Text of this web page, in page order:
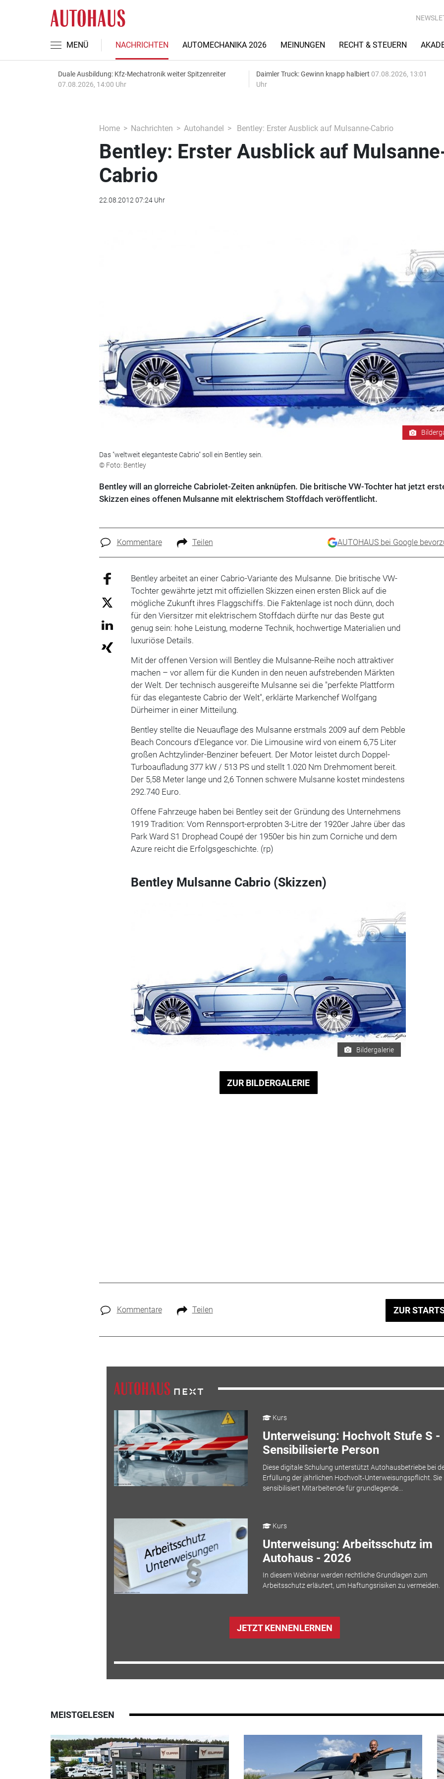
MENÜ NACHRICHTEN AUTOMECHANIKA 2026 MEINUNGEN RECHT & STEUERN
Duale Ausbildung: Kfz-Mechatronik weiter Spitzenreiter
07.08.2026, 14:00 Uhr
Daimler Truck: Gewinn knapp halbiert 07.08.2026, 13:01
Uhr
Home Nachrichten Autohandel Bentley: Erster Ausblick auf Mulsanne-Cabrio
Bentley: Erster Ausblick auf
Cabrio
22.08.2012 07:24 Uhr
Das "weltweit eleganteste Cabrio" soll ein Bentley sein.
© Foto: Bentley
Bentley will an glorreiche Cabriolet-Zeiten anknüpfen. Die britische VW-Tochter hat jetzt
Skizzen eines offenen Mulsanne mit elektrischem Stoffdach veröffentlicht.
Kommentare Teilen AUTOHAUS bei Google
Bentley arbeitet an einer Cabrio-Variante des Mulsanne. Die britische VW-
Tochter gewährte jetzt mit offiziellen Skizzen einen ersten Blick auf die
mögliche Zukunft ihres Flaggschiffs. Die Faktenlage ist noch dünn, doch
für den Viersitzer mit elektrischem Stoffdach dürfte nur das Beste gut
genug sein: hohe Leistung, moderne Technik, hochwertige Materialien und
luxuriöse Details.
Mit der offenen Version will Bentley die Mulsanne-Reihe noch attraktiver
machen – vor allem für die Kunden in den neuen aufstrebenden Märkten
der Welt. Der technisch ausgereifte Mulsanne sei die "perfekte Plattform
für das eleganteste Cabrio der Welt", erklärte Markenchef Wolfgang
Dürheimer in einer Mitteilung.
Bentley stellte die Neuauflage des Mulsanne erstmals 2009 auf dem Pebble
Beach Concours d'Elegance vor. Die Limousine wird von einem 6,75 Liter
großen Achtzylinder-Benziner befeuert. Der Motor leistet durch Doppel-
Turboaufladung 377 kW / 513 PS und stellt 1.020 Nm Drehmoment bereit.
Der 5,58 Meter lange und 2,6 Tonnen schwere Mulsanne kostet mindestens
292.740 Euro.
Offene Fahrzeuge haben bei Bentley seit der Gründung des Unternehmens
1919 Tradition: Vom Rennsport-erprobten 3-Litre der 1920er Jahre über das
Park Ward S1 Drophead Coupé der 1950er bis hin zum Corniche und dem
Azure reicht die Erfolgsgeschichte. (rp)
Bentley Mulsanne Cabrio (Skizzen)
Bildergalerie
ZUR BILDERGALERIE
Kommentare Teilen ZUR
Kurs
Unterweisung: Hochvolt Stufe S -
Sensibilisierte Person
Diese digitale Schulung unterstützt Autohausbetriebe bei
Erfüllung der jährlichen Hochvolt‑Unterweisungspflicht. Sie
sensibilisiert Mitarbeitende für grundlegende...
Kurs
Unterweisung: Arbeitsschutz im
Autohaus - 2026
In diesem Webinar werden rechtliche Grundlagen zum
Arbeitsschutz erläutert, um Haftungsrisiken zu vermeiden.
JETZT KENNENLERNEN
MEISTGELESEN